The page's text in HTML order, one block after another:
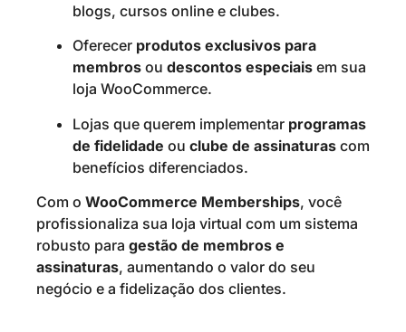
blogs, cursos online e clubes.
Oferecer produtos exclusivos para
membros ou descontos especiais em sua
loja WooCommerce.
Lojas que querem implementar programas
de fidelidade ou clube de assinaturas com
benefícios diferenciados.
Com o WooCommerce Memberships, você
profissionaliza sua loja virtual com um sistema
robusto para gestão de membros e
assinaturas, aumentando o valor do seu
negócio e a fidelização dos clientes.